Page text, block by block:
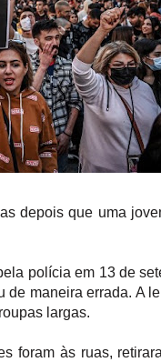
depois que uma
polícia em 13 de
maneira errada. A
largas.
foram às ruas,